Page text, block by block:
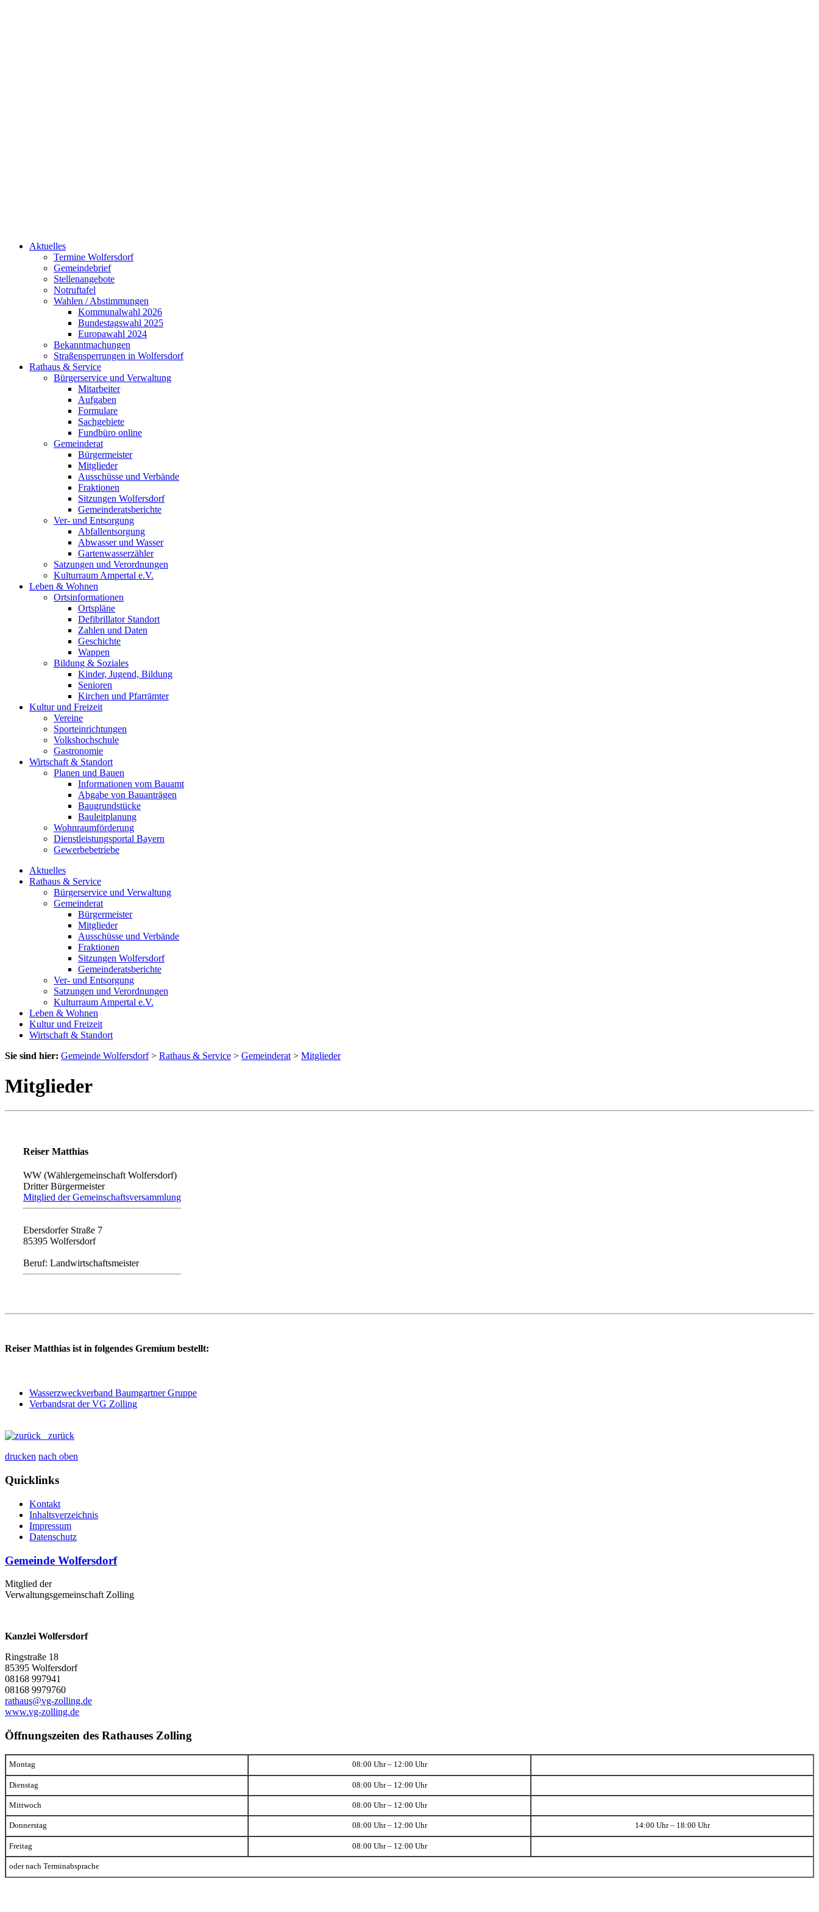
Aktuelles
Termine Wolfersdorf
Gemeindebrief
Stellenangebote
Notruftafel
Wahlen / Abstimmungen
Kommunalwahl 2026
Bundestagswahl 2025
Europawahl 2024
Bekanntmachungen
Straßensperrungen in Wolfersdorf
Rathaus & Service
Bürgerservice und Verwaltung
Mitarbeiter
Aufgaben
Formulare
Sachgebiete
Fundbüro online
Gemeinderat
Bürgermeister
Mitglieder
Ausschüsse und Verbände
Fraktionen
Sitzungen Wolfersdorf
Gemeinderatsberichte
Ver- und Entsorgung
Abfallentsorgung
Abwasser und Wasser
Gartenwasserzähler
Satzungen und Verordnungen
Kulturraum Ampertal e.V.
Leben & Wohnen
Ortsinformationen
Ortspläne
Defibrillator Standort
Zahlen und Daten
Geschichte
Wappen
Bildung & Soziales
Kinder, Jugend, Bildung
Senioren
Kirchen und Pfarrämter
Kultur und Freizeit
Vereine
Sporteinrichtungen
Volkshochschule
Gastronomie
Wirtschaft & Standort
Planen und Bauen
Informationen vom Bauamt
Abgabe von Bauanträgen
Baugrundstücke
Bauleitplanung
Wohnraumförderung
Dienstleistungsportal Bayern
Gewerbebetriebe
Aktuelles
Rathaus & Service
Bürgerservice und Verwaltung
Gemeinderat
Bürgermeister
Mitglieder
Ausschüsse und Verbände
Fraktionen
Sitzungen Wolfersdorf
Gemeinderatsberichte
Ver- und Entsorgung
Satzungen und Verordnungen
Kulturraum Ampertal e.V.
Leben & Wohnen
Kultur und Freizeit
Wirtschaft & Standort
Sie sind hier: Gemeinde Wolfersdorf> Rathaus & Service > Gemeinderat > Mitglieder
Mitglieder
Reiser Matthias
WW (Wählergemeinschaft Wolfersdorf)
Dritter Bürgermeister
Mitglied der Gemeinschaftsversammlung
Ebersdorfer Straße 7
85395 Wolfersdorf
Beruf: Landwirtschaftsmeister
Reiser Matthias ist in folgendes Gremium bestellt:
Wasserzweckverband Baumgartner Gruppe
Verbandsrat der VG Zolling
zurück
drucken nach oben
Quicklinks
Kontakt
Inhaltsverzeichnis
Impressum
Datenschutz
Gemeinde Wolfersdorf
Mitglied der
Verwaltungsgemeinschaft Zolling
Kanzlei Wolfersdorf
Ringstraße 18
85395 Wolfersdorf
08168 997941
08168 9979760
rathaus@vg-zolling.de
www.vg-zolling.de
Öffnungszeiten des Rathauses Zolling
Montag 08:00 Uhr – 12:00 Uhr
Dienstag 08:00 Uhr – 12:00 Uhr
Mittwoch 08:00 Uhr – 12:00 Uhr
Donnerstag 08:00 Uhr – 12:00 Uhr 14:00 Uhr – 18:00 Uhr
Freitag 08:00 Uhr – 12:00 Uhr
oder nach Terminabsprache